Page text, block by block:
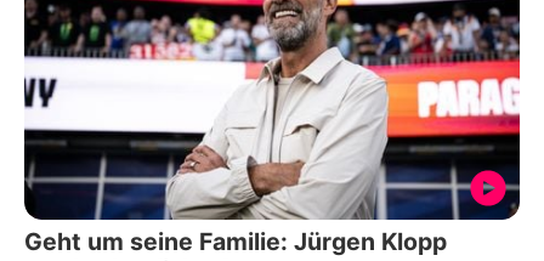
Geht um seine Familie: Jürgen Klopp